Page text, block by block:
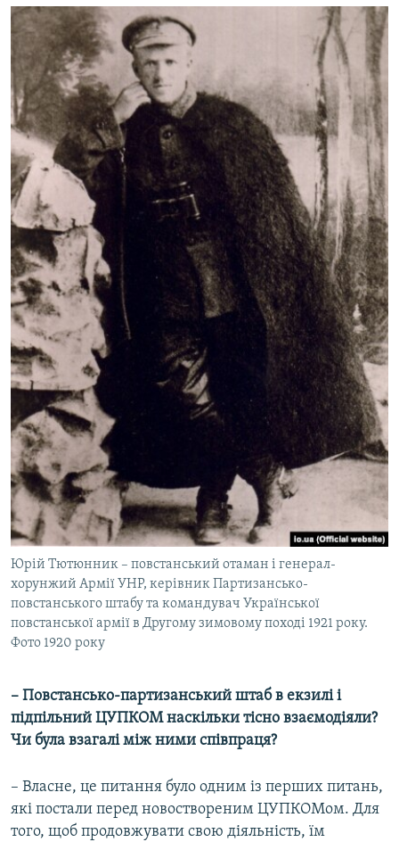
Юрій Тютюнник – повстанський отаман і генерал-
хорунжий Армії УНР, керівник Партизансько-
повстанського штабу та командувач Української
повстанської армії в Другому зимовому поході 1921 року.
Фото 1920 року
– Повстансько-партизанський штаб в екзилі і
підпільний ЦУПКОМ наскільки тісно взаємодіяли?
Чи була взагалі між ними співпраця?
– Власне, це питання було одним із перших питань,
які постали перед новоствореним ЦУПКОМом. Для
того, щоб продовжувати свою діяльність, їм